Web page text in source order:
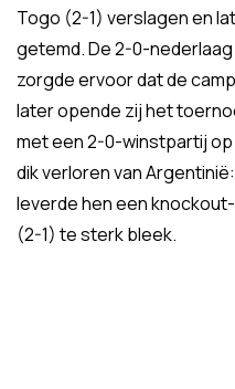
Togo (2-1) verslagen en
getemd. De 2-0-
zorgde ervoor dat de
later opende zij het
met een 2-0-winstpartij
dik verloren van
leverde hen een
(2-1) te sterk bleek.